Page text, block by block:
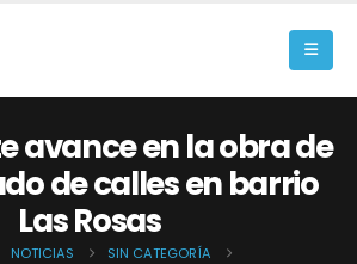
avance en la obra de
de calles en barrio
Las Rosas
NOTICIAS
SIN CATEGORÍA